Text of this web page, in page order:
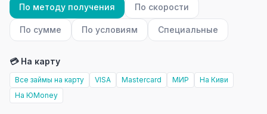
По методу получения По скорости
По сумме По условиям Специальные
💳 На карту
Все займы на карту VISA Mastercard МИР
На Киви
На ЮMoney